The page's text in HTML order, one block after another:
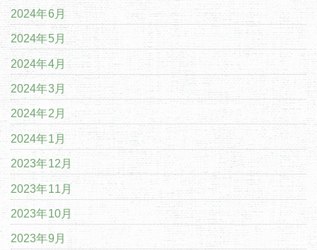
2024年6月
2024年5月
2024年4月
2024年3月
2024年2月
2024年1月
2023年12月
2023年11月
2023年10月
2023年9月